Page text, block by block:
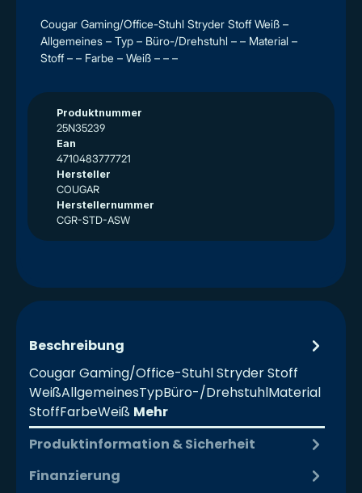
Cougar Gaming/Office-Stuhl Stryder Stoff Weiß –
Allgemeines – Typ – Büro-/Drehstuhl – – Material –
Stoff – – Farbe – Weiß – – –
Produktnummer
25N35239
Ean
4710483777721
Hersteller
COUGAR
Herstellernummer
CGR-STD-ASW
Beschreibung
Cougar Gaming/Office-Stuhl Stryder Stoff
WeißAllgemeinesTypBüro-/DrehstuhlMaterial
StoffFarbeWeiß Mehr
Produktinformation & Sicherheit
Finanzierung